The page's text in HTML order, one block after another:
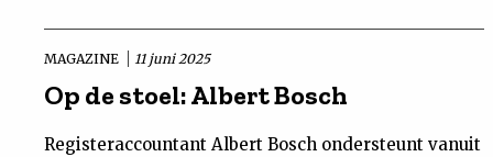
MAGAZINE 11 juni 2025
Op de stoel: Albert Bosch
Registeraccountant Albert Bosch ondersteunt vanuit